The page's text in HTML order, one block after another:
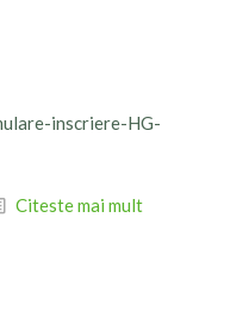
inscriere-HG-
Citeste mai mult